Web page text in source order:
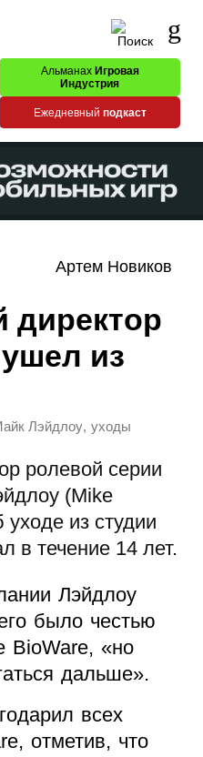
Альманах Игровая
Индустрия
Ежедневный подкаст
Артем Новиков
директор
из
Лэйдлоу, уходы
ролевой серии
(Mike
уходе из студии
в течение 14 лет.
Лэйдлоу
было честью
BioWare, «но
дальше».
всех
отметив, что